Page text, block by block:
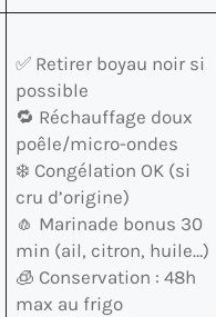
✅ Retirer boyau noir si
possible
🔁 Réchauffage doux
poêle/micro-ondes
❄️ Congélation OK (si
cru d’origine)
🧄 Marinade bonus 30
min (ail, citron, huile…)
🧊 Conservation : 48h
max au frigo